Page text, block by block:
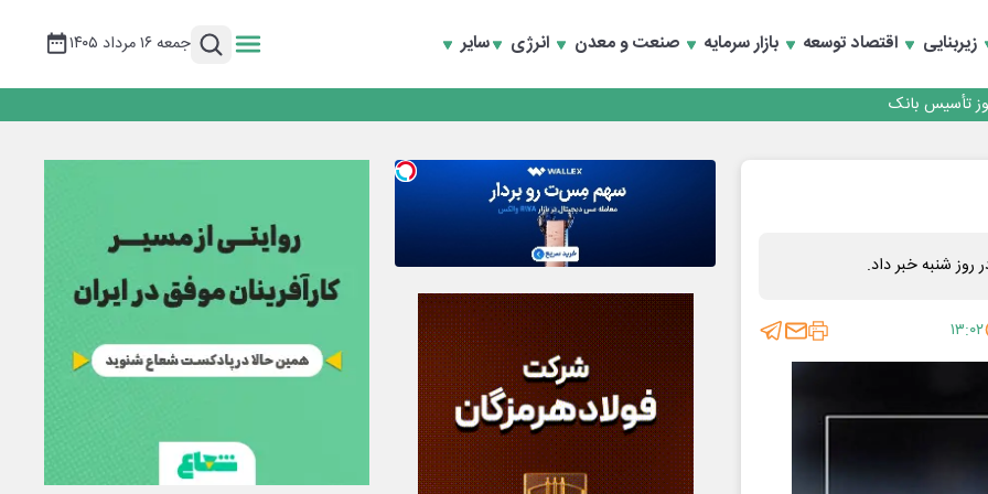
زیربنایی اقتصاد توسعه بازار سرمایه صنعت و معدن انرژی سایر جمعه ۱۶ مرداد ۱۴۰۵
و بازسازی اعتماد مشتریان
و بازسازی اعتماد مشتریان
روز شنبه خبر داد.
۱۳:۰۲